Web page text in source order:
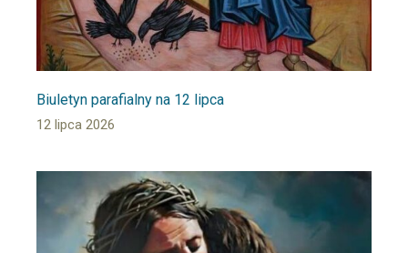
Biuletyn parafialny na 12 lipca
12 lipca 2026